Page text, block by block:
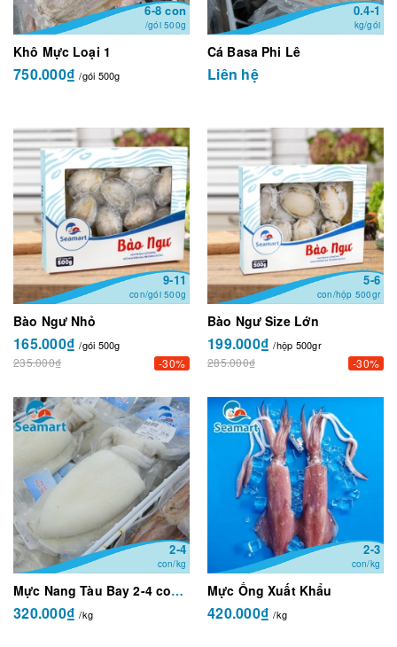
6-8 con
/gói 500g
Khô Mực Loại 1
750.000₫/gói 500g
0.4-1
kg/gói
Cá Basa Phi Lê
Liên hệ
9-11
con/gói 500g
Bào Ngư Nhỏ
165.000₫/gói 500g
235.000₫ -30%
5-6
con/hộp 500gr
Bào Ngư Size Lớn
199.000₫/hộp 500gr
285.000₫ -30%
2-4
con/kg
Mực Nang Tàu Bay 2-4 con/kg
320.000₫/kg
2-3
con/kg
Mực Ống Xuất Khẩu
420.000₫/kg